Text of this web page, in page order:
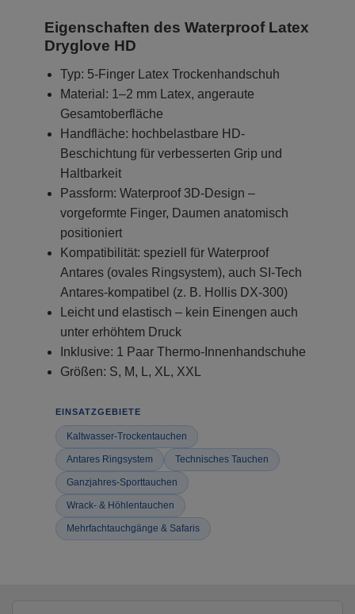
Eigenschaften des Waterproof Latex
Dryglove HD
Typ: 5-Finger Latex Trockenhandschuh
Material: 1–2 mm Latex, angeraute
Gesamtoberfläche
Handfläche: hochbelastbare HD-
Beschichtung für verbesserten Grip und
Haltbarkeit
Passform: Waterproof 3D-Design –
vorgeformte Finger, Daumen anatomisch
positioniert
Kompatibilität: speziell für Waterproof
Antares (ovales Ringsystem), auch SI-Tech
Antares-kompatibel (z. B. Hollis DX-300)
Leicht und elastisch – kein Einengen auch
unter erhöhtem Druck
Inklusive: 1 Paar Thermo-Innenhandschuhe
Größen: S, M, L, XL, XXL
EINSATZGEBIETE
Kaltwasser-Trockentauchen
Antares Ringsystem Technisches Tauchen
Ganzjahres-Sporttauchen
Wrack- & Höhlentauchen
Mehrfachtauchgänge & Safaris